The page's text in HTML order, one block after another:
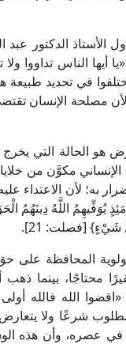
الأستاذ الدكتور
الناس تداووا
في تحديد
مصلحة الإنسان
الحالة التي يخرج
مكوَّن من
به؛ لأن الاعتداء
شَيْءٍ} [فصلت: 21].
المحافظة على
محتاجًا، بينما
الله فالله
شرعًا ولا
عصره، وأن هذه